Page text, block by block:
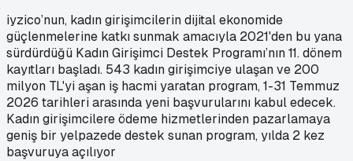
iyzico’nun, kadın girişimcilerin dijital ekonomide
güçlenmelerine katkı sunmak amacıyla 2021'den bu yana
sürdürdüğü Kadın Girişimci Destek Programı’nın 11. dönem
kayıtları başladı. 543 kadın girişimciye ulaşan ve 200
milyon TL'yi aşan iş hacmi yaratan program, 1-31 Temmuz
2026 tarihleri arasında yeni başvurularını kabul edecek.
Kadın girişimcilere ödeme hizmetlerinden pazarlamaya
geniş bir yelpazede destek sunan program, yılda 2 kez
başvuruya açılıyor